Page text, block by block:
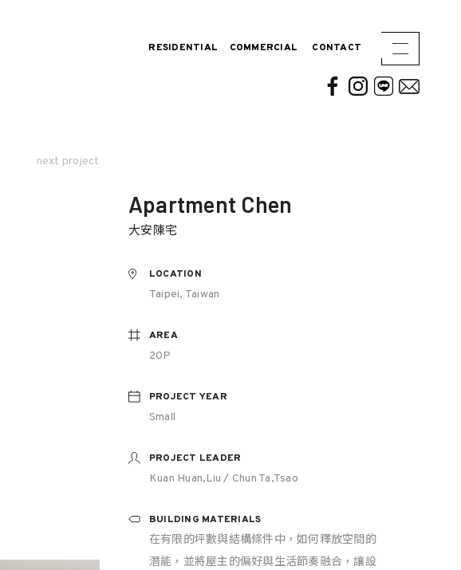
RESIDENTIAL COMMERCIAL CONTACT
next project
Apartment Chen
大安陳宅
LOCATION
Taipei, Taiwan
AREA
20P
PROJECT YEAR
Small
PROJECT LEADER
Kuan Huan,Liu / Chun Ta,Tsao
BUILDING MATERIALS
在有限的坪數與結構條件中，如何釋放空間的
潛能，並將屋主的偏好與生活節奏融合，讓設